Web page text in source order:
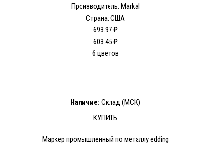
Производитель: Markal
Страна: США
693.97 ₽
603.45 ₽
6 цветов
Наличие: Склад (МСК)
КУПИТЬ
Маркер промышленный по металлу edding